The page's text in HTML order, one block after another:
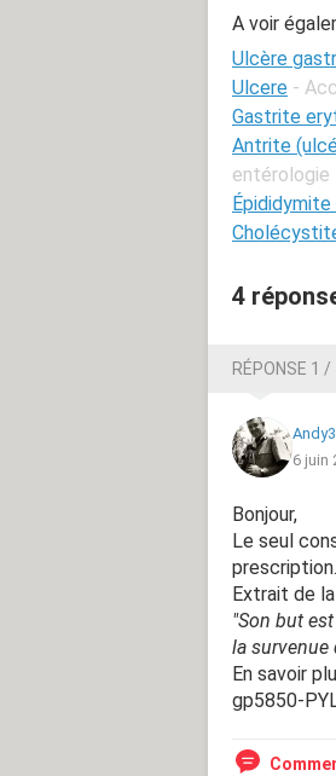
A voir
Ulcère
Ulcere -
Gastrite
Antrite
entérologie
Épididymite
4
RÉPONSE 1 /
6 juin
Bonjour,
Le seul
Extrait de
"Son but
la survenue
En savoir
gp5850-